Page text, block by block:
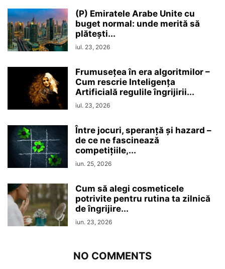
(P) Emiratele Arabe Unite cu
buget normal: unde merită să
plătești...
iul. 23, 2026
Frumusețea în era algoritmilor –
Cum rescrie Inteligența
Artificială regulile îngrijirii...
iul. 23, 2026
Între jocuri, speranță și hazard –
de ce ne fascinează
competițiile,...
iun. 25, 2026
Cum să alegi cosmeticele
potrivite pentru rutina ta zilnică
de îngrijire...
iun. 23, 2026
NO COMMENTS